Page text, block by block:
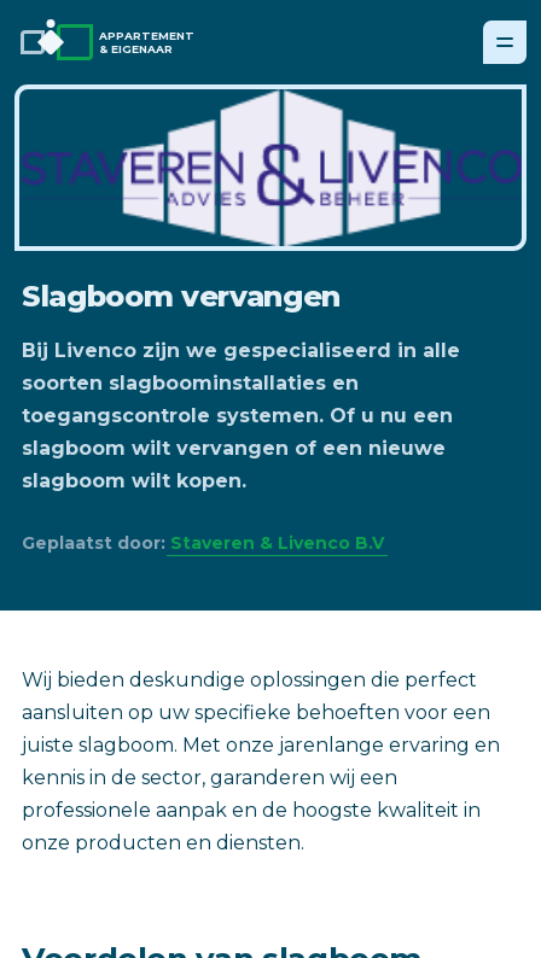
APPARTEMENT
& EIGENAAR
Slagboom vervangen
Bij Livenco zijn we gespecialiseerd in alle
soorten slagboominstallaties en
toegangscontrole systemen. Of u nu een
slagboom wilt vervangen of een nieuwe
slagboom wilt kopen.
Geplaatst door: Staveren & Livenco B.V
‎Wij bieden deskundige oplossingen die perfect
aansluiten op uw specifieke behoeften voor een
juiste slagboom. Met onze jarenlange ervaring en
kennis in de sector, garanderen wij een
professionele aanpak en de hoogste kwaliteit in
onze producten en diensten.